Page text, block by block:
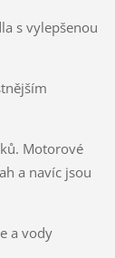
s vylepšenou
Motorové
a navíc jsou
a vody